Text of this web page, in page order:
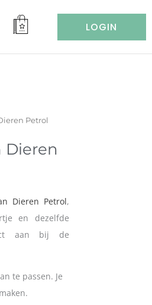
LOGIN
Petrol
Dieren
Dieren Petrol,
en dezelfde
aan bij de
te passen. Je